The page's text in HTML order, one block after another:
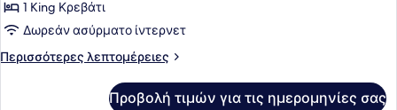
Access)
1
King
Μη
1 King Κρεβάτι
Δωρεάν ασύρματο ίντερνετ
Περισσότερες λεπτομέρειες
Περισσότερες
Προβολή τιμών για τις ημερομηνίες σας